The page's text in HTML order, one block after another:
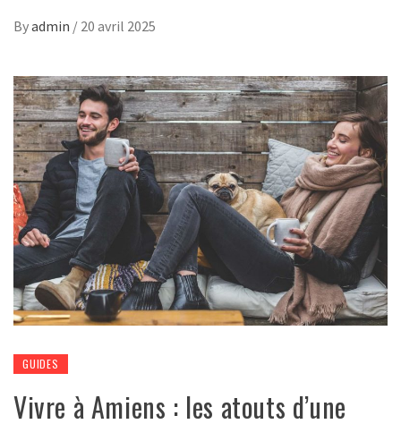
Byadmin / 20 avril 2025
GUIDES
Vivre à Amiens : les atouts d’une